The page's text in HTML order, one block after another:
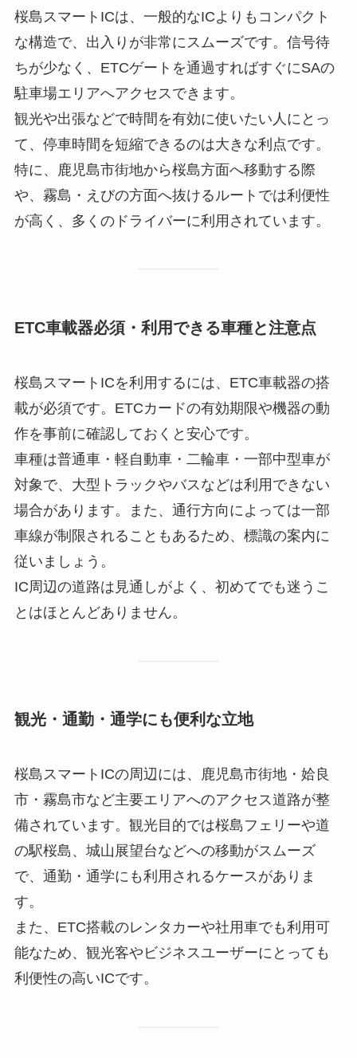
桜島スマートICは、一般的なICよりもコンパクト
な構造で、出入りが非常にスムーズです。信号待
ちが少なく、ETCゲートを通過すればすぐにSAの
駐車場エリアへアクセスできます。
観光や出張などで時間を有効に使いたい人にとっ
て、停車時間を短縮できるのは大きな利点です。
特に、鹿児島市街地から桜島方面へ移動する際
や、霧島・えびの方面へ抜けるルートでは利便性
が高く、多くのドライバーに利用されています。
ETC車載器必須・利用できる車種と注意点
桜島スマートICを利用するには、ETC車載器の搭
載が必須です。ETCカードの有効期限や機器の動
作を事前に確認しておくと安心です。
車種は普通車・軽自動車・二輪車・一部中型車が
対象で、大型トラックやバスなどは利用できない
場合があります。また、通行方向によっては一部
車線が制限されることもあるため、標識の案内に
従いましょう。
IC周辺の道路は見通しがよく、初めてでも迷うこ
とはほとんどありません。
観光・通勤・通学にも便利な立地
桜島スマートICの周辺には、鹿児島市街地・姶良
市・霧島市など主要エリアへのアクセス道路が整
備されています。観光目的では桜島フェリーや道
の駅桜島、城山展望台などへの移動がスムーズ
で、通勤・通学にも利用されるケースがありま
す。
また、ETC搭載のレンタカーや社用車でも利用可
能なため、観光客やビジネスユーザーにとっても
利便性の高いICです。